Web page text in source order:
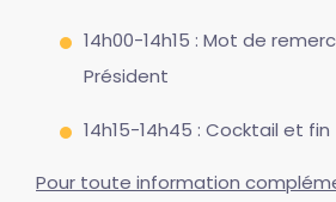
14h00-14h15 : Mot de
Président
14h15-14h45 : Cocktail et fin
Pour toute information